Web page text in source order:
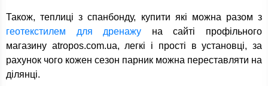
Також, теплиці з спанбонду, купити які можна разом з
геотекстилем для дренажу на сайті профільного
магазину atropos.com.ua, легкі і прості в установці, за
рахунок чого кожен сезон парник можна переставляти на
ділянці.